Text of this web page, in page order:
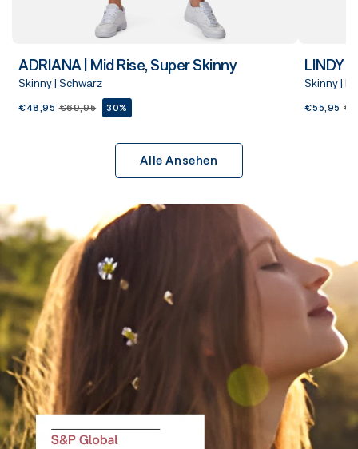
ADRIANA | Mid Rise, Super Skinny
Skinny | Schwarz
€48,95 €69,95 30%
LINDY |
Skinny |
€55,95
Alle Ansehen